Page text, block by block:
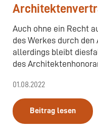
Auch ohne ein Recht
des Werkes durch
allerdings bleibt
des
01.08.2022
Beitrag lesen